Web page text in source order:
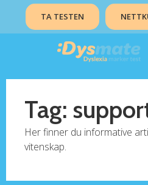
TA TESTEN
Tag:
Her finner du informative
vitenskap.